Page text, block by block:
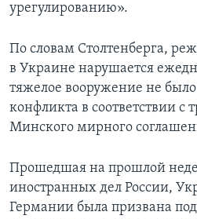
урегулированию».
По словам Столтенберга,
в Украине нарушается
тяжелое вооружение не
конфликта в соответствии с
Минского мирного
Прошедшая на прошлой
иностранных дел России,
Германии была призвана